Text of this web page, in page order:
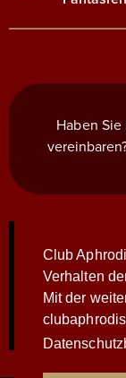
Club
Verhalten
Mit der
Haben